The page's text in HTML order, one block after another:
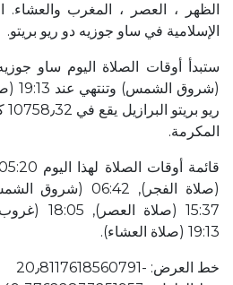
الظهر ، العصر ، المغرب
الإسلامية في ساو جوزيه دو ريو بريتو.
المكرمة.
19:13 (صلاة العشاء).
خط العرض: ؜-20٫8117618560791